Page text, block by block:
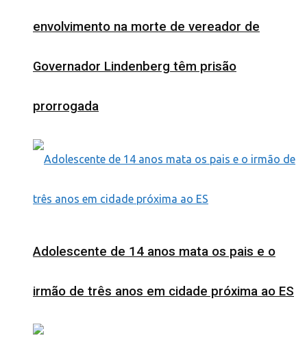
envolvimento na morte de vereador de
Governador Lindenberg têm prisão
prorrogada
Adolescente de 14 anos mata os pais e o
irmão de três anos em cidade próxima ao ES